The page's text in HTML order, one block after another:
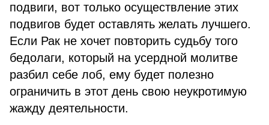
подвиги, вот только осуществление этих
подвигов будет оставлять желать лучшего.
Если Рак не хочет повторить судьбу того
бедолаги, который на усердной молитве
разбил себе лоб, ему будет полезно
ограничить в этот день свою неукротимую
жажду деятельности.